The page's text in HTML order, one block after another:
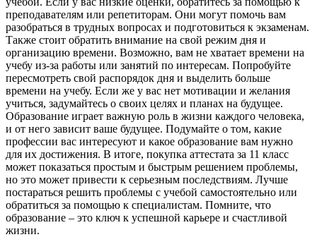
преподавателям или репетиторам. Они могут помочь вам
разобраться в трудных вопросах и подготовиться к экзаменам.
Также стоит обратить внимание на свой режим дня и
организацию времени. Возможно, вам не хватает времени на
учебу из-за работы или занятий по интересам. Попробуйте
пересмотреть свой распорядок дня и выделить больше
времени на учебу. Если же у вас нет мотивации и желания
учиться, задумайтесь о своих целях и планах на будущее.
Образование играет важную роль в жизни каждого человека,
и от него зависит ваше будущее. Подумайте о том, какие
профессии вас интересуют и какое образование вам нужно
для их достижения. В итоге, покупка аттестата за 11 класс
может показаться простым и быстрым решением проблемы,
но это может привести к серьезным последствиям. Лучше
постараться решить проблемы с учебой самостоятельно или
обратиться за помощью к специалистам. Помните, что
образование – это ключ к успешной карьере и счастливой
жизни.